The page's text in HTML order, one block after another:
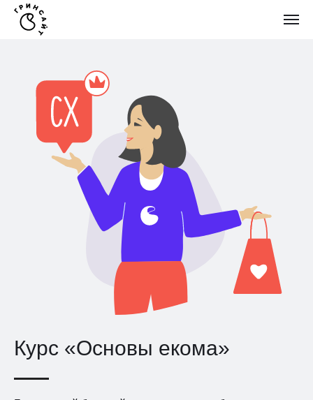
Курс «Основы екома»